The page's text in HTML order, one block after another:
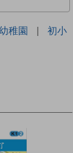
稚園 |
初小